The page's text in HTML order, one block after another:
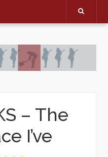
– The
I’ve